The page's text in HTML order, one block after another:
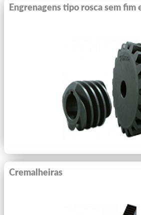
Engrenagens tipo rosca sem fim
Cremalheiras